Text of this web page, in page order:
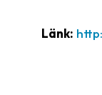
Länk: